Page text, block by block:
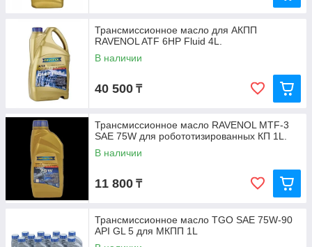
Трансмиссионное масло для АКПП
RAVENOL ATF 6HP Fluid 4L.
В наличии
40 500 ₸
Трансмиссионное масло RAVENOL MTF-3
SAE 75W для робототизированных КП 1L.
В наличии
11 800 ₸
Трансмиссионное масло TGO SAE 75W-90
API GL 5 для МКПП 1L